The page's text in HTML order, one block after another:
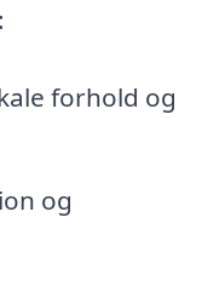
forhold og
og